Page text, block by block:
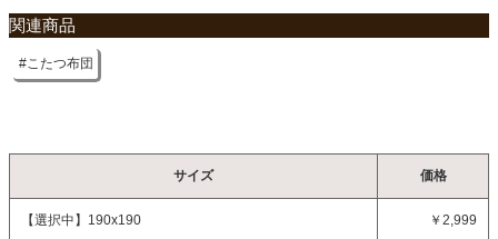
関連商品
こたつ布団
サイズ 価格
【選択中】 190x190 ￥2,999